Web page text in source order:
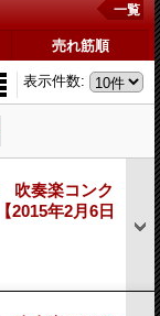
一覧
売れ筋順
表示件数:
吹奏楽コンク
年2月6日